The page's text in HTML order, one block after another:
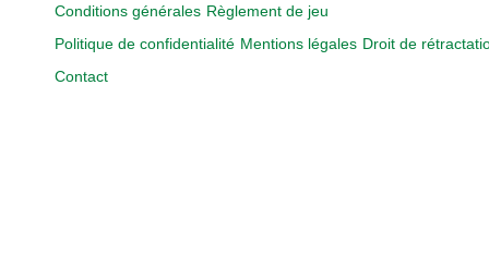
Conditions générales Règlement de jeu
Politique de confidentialité Mentions légales Droit de
Contact